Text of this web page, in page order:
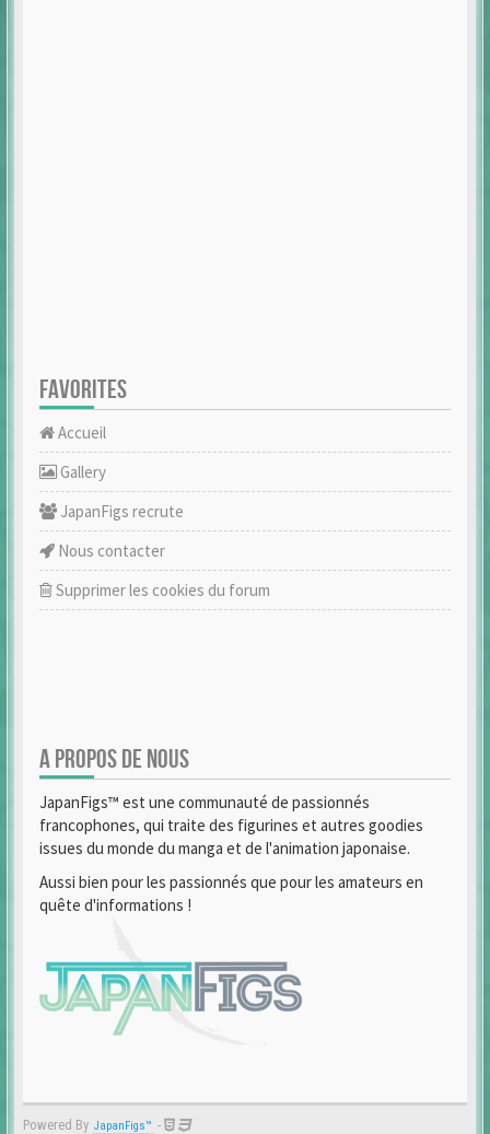
FAVORITES
Accueil
Gallery
JapanFigs recrute
Nous contacter
Supprimer les cookies du forum
A PROPOS DE NOUS
JapanFigs™ est une communauté de passionnés
francophones, qui traite des figurines et autres goodies
issues du monde du manga et de l'animation japonaise.
Aussi bien pour les passionnés que pour les amateurs en
quête d'informations !
Powered By JapanFigs™ -